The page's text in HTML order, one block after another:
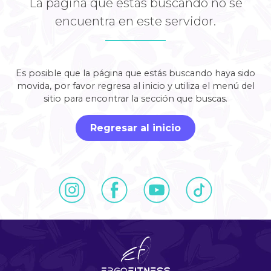
La página que estás buscando no se
encuentra en este servidor.
Es posible que la página que estás buscando haya sido
movida, por favor regresa al inicio y utiliza el menú del
sitio para encontrar la sección que buscas.
Regresar al inicio